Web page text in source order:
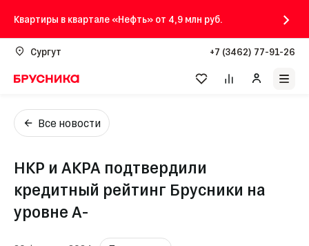
Квартиры в квартале «Нефть» от 4,9 млн руб.
Сургут +7 (3462) 77-91-26
Все новости
НКР и АКРА подтвердили
кредитный рейтинг Брусники на
уровне А-